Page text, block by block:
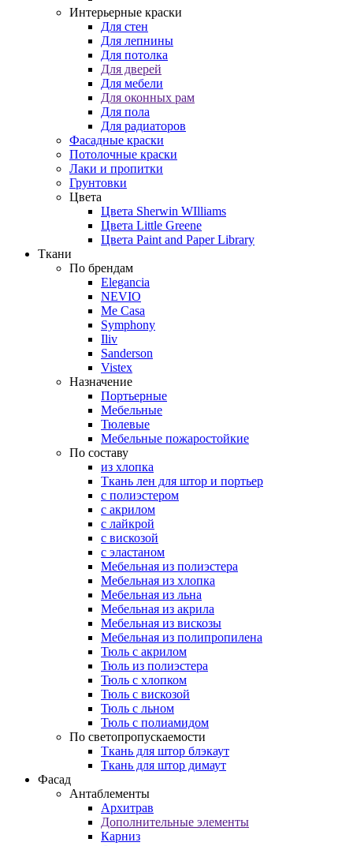
Интерьерные краски
Для стен
Для лепнины
Для потолка
Для дверей
Для мебели
Для оконных рам
Для пола
Для радиаторов
Фасадные краски
Потолочные краски
Лаки и пропитки
Грунтовки
Цвета
Цвета Sherwin WIlliams
Цвета Little Greene
Цвета Paint and Paper Library
Ткани
По брендам
Elegancia
NEVIO
Me Casa
Symphony
Iliv
Sanderson
Vistex
Назначение
Портьерные
Мебельные
Тюлевые
Мебельные пожаростойкие
По составу
из хлопка
Ткань лен для штор и портьер
с полиэстером
с акрилом
с лайкрой
с вискозой
с эластаном
Мебельная из полиэстера
Мебельная из хлопка
Мебельная из льна
Мебельная из акрила
Мебельная из вискозы
Мебельная из полипропилена
Тюль с акрилом
Тюль из полиэстера
Тюль с хлопком
Тюль с вискозой
Тюль с льном
Тюль с полиамидом
По светопропускаемости
Ткань для штор блэкаут
Ткань для штор димаут
Фасад
Антаблементы
Архитрав
Дополнительные элементы
Карниз